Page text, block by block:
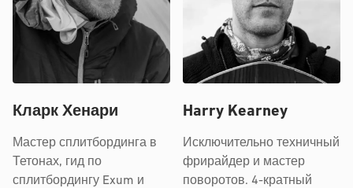
Кларк Хенари
Мастер сплитбординга в
Тетонах, гид по
сплитбордингу Exum и
Harry Kearney
Исключительно техничный
фрирайдер и мастер
поворотов. 4-кратный